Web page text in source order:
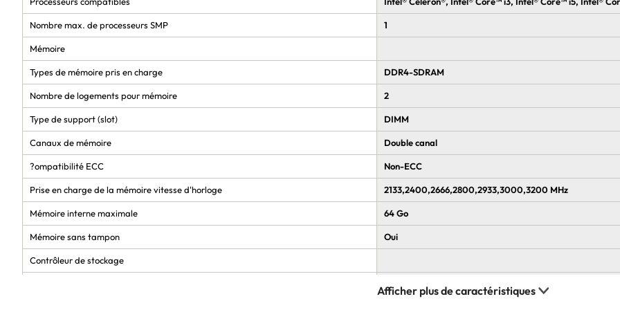
Nombre max. de processeurs SMP 1
Mémoire
Types de mémoire pris en charge DDR4-SDRAM
Nombre de logements pour mémoire 2
Type de support (slot) DIMM
Canaux de mémoire Double canal
?ompatibilité ECC Non-ECC
Prise en charge de la mémoire vitesse d'horloge 2133,2400,2666,2800,2933,3000,3200 MHz
Mémoire interne maximale 64 Go
Mémoire sans tampon Oui
Contrôleur de stockage